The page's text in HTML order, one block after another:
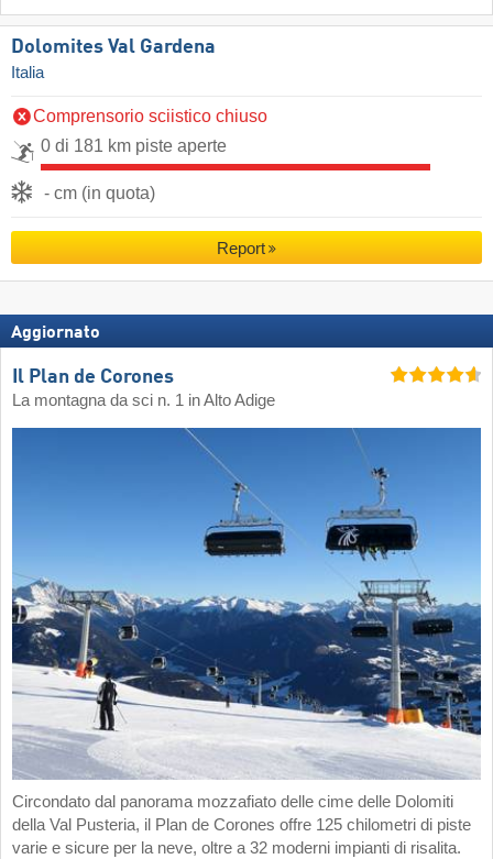
Dolomites Val Gardena
Italia
Comprensorio sciistico chiuso
0 di 181 km piste aperte
- cm (in quota)
Report
Aggiornato
Il Plan de Corones
La montagna da sci n. 1 in Alto Adige
Circondato dal panorama mozzafiato delle cime delle Dolomiti
della Val Pusteria, il Plan de Corones offre 125 chilometri di piste
varie e sicure per la neve, oltre a 32 moderni impianti di risalita.